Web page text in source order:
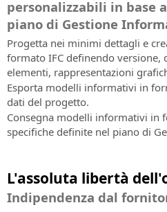
personalizzabili in base
piano di Gestione
Progetta nei minimi dettagli e
formato IFC definendo versione,
elementi, rappresentazioni
Esporta modelli informativi in
dati del progetto.
Consegna modelli informativi in
specifiche definite nel piano di
L'assoluta libertà
Indipendenza dal